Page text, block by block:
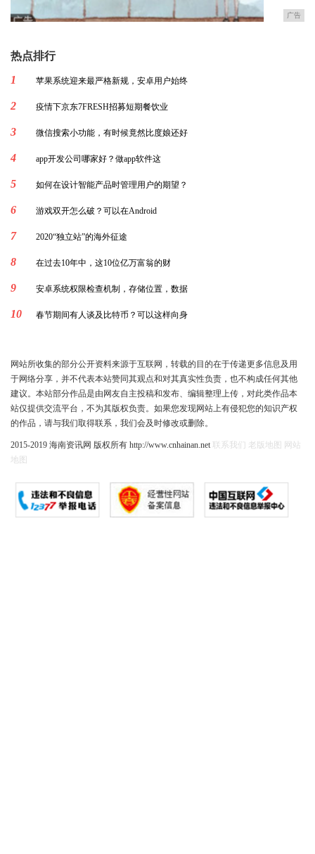
广告
热点排行
1
苹果系统迎来最严格新规，安卓用户始终
2 疫情下京东7FRESH招募短期餐饮业
3 微信搜索小功能，有时候竟然比度娘还好
4 app开发公司哪家好？做app软件这
5 如何在设计智能产品时管理用户的期望？
6 游戏双开怎么破？可以在Android
7 2020“独立站”的海外征途
8 在过去10年中，这10位亿万富翁的财
9 安卓系统权限检查机制，存储位置，数据
10 春节期间有人谈及比特币？可以这样向身
网站所收集的部分公开资料来源于互联网，转载的目的在于传递更多信息及用
于网络分享，并不代表本站赞同其观点和对其真实性负责，也不构成任何其他
建议。本站部分作品是由网友自主投稿和发布、编辑整理上传，对此类作品本
站仅提供交流平台，不为其版权负责。如果您发现网站上有侵犯您的知识产权
的作品，请与我们取得联系，我们会及时修改或删除。
2015-2019 海南资讯网 版权所有 http://www.cnhainan.net 联系我们 老版地图
网站
地图